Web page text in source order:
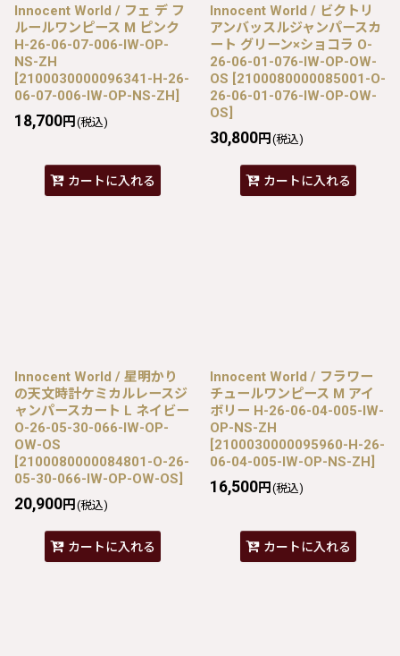
Innocent World / フェ デ フ
ルールワンピース M ピンク
H-26-06-07-006-IW-OP-
NS-ZH
[2100030000096341-H-26-
06-07-006-IW-OP-NS-ZH]
18,700円 (税込)
カートに入れる
Innocent World / ビクトリ
アンバッスルジャンパースカ
ート グリーン×ショコラ O-
26-06-01-076-IW-OP-OW-
OS [2100080000085001-O-
26-06-01-076-IW-OP-OW-
OS]
30,800円 (税込)
カートに入れる
Innocent World / 星明かり
の天文時計ケミカルレースジ
ャンパースカート L ネイビー
O-26-05-30-066-IW-OP-
OW-OS
[2100080000084801-O-26-
05-30-066-IW-OP-OW-OS]
20,900円 (税込)
カートに入れる
Innocent World / フラワー
チュールワンピース M アイ
ボリー H-26-06-04-005-IW-
OP-NS-ZH
[2100030000095960-H-26-
06-04-005-IW-OP-NS-ZH]
16,500円 (税込)
カートに入れる